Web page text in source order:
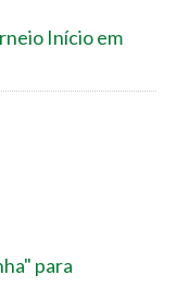
Início em
para